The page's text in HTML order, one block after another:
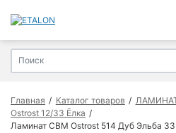
Главная Каталог товаров
Ostrost 12/33 Ёлка
Ламинат CBM Ostrost 514 Дуб Эльба